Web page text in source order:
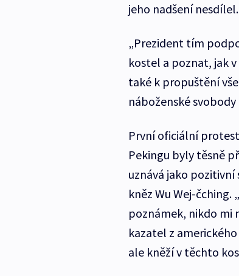
jeho nadšení
„Prezident tím
kostel a poznat, jak
také k propuštění
náboženské
První oficiální
Pekingu byly těsně
uznává jako
kněz Wu Wej-
poznámek, nikdo mi
kazatel z
ale kněží v těchto